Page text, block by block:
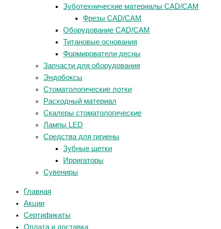
Зуботехнические материалы CAD/CAM
Фрезы CAD/CAM
Оборудование CAD/CAM
Титановые основания
Формирователи десны
Запчасти для оборудования
Эндобоксы
Стоматологические лотки
Расходный материал
Скалеры стоматологические
Лампы LED
Средства для гигиены
Зубные щетки
Ирригаторы
Сувениры
Главная
Акции
Сертификаты
Оплата и доставка